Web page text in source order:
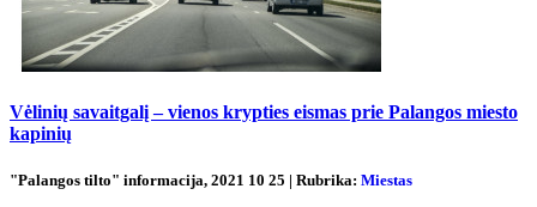
Vėlinių savaitgalį – vienos krypties eismas prie Palangos miesto
kapinių
"Palangos tilto" informacija, 2021 10 25 | Rubrika: Miestas